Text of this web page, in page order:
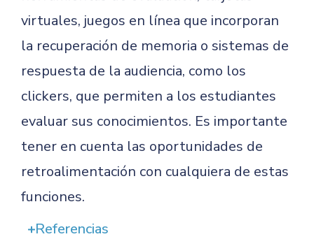
virtuales, juegos en línea que incorporan
la recuperación de memoria o sistemas de
respuesta de la audiencia, como los
clickers, que permiten a los estudiantes
evaluar sus conocimientos. Es importante
tener en cuenta las oportunidades de
retroalimentación con cualquiera de estas
funciones.
Referencias